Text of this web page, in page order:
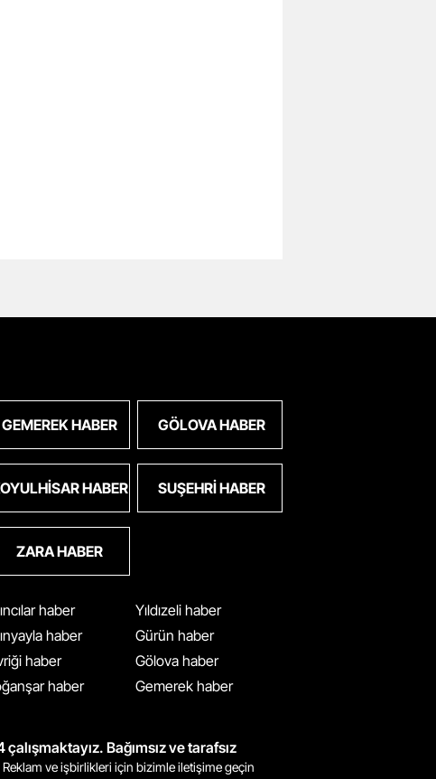
GEMEREK HABER GÖLOVA HABER
HABER SUŞEHRI HABER
ZARA HABER
haber
haber
haber
haber
Yıldızeli haber
Gürün haber
Gölova haber
Gemerek haber
Bağımsız ve tarafsız
Reklam ve işbirlikleri için bizimle iletişime geçin